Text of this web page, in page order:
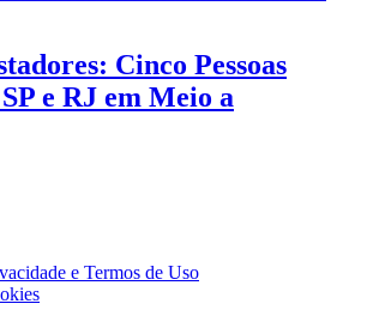
Cinco Pessoas
e RJ em Meio a
e Termos de Uso